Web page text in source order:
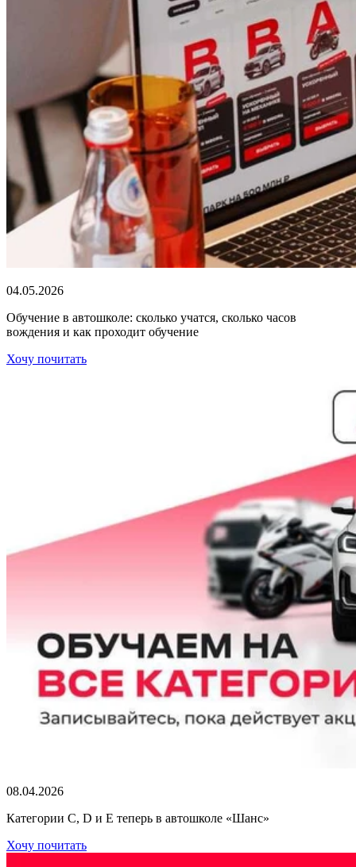
04.05.2026
Обучение в автошколе: сколько учатся, сколько часов
вождения и как проходит обучение
Хочу почитать
08.04.2026
Категории C, D и E теперь в автошколе «Шанс»
Хочу почитать